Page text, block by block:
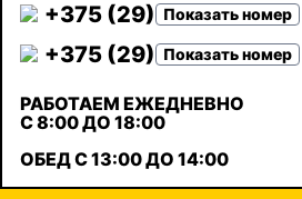
+375 (29) Показать номер
+375 (29) Показать номер
РАБОТАЕМ ЕЖЕДНЕВНО
С 8:00 ДО 18:00
ОБЕД С 13:00 ДО 14:00